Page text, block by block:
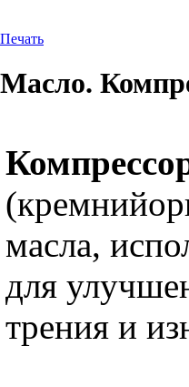
Печать
Масло.
масла,
для
трения и